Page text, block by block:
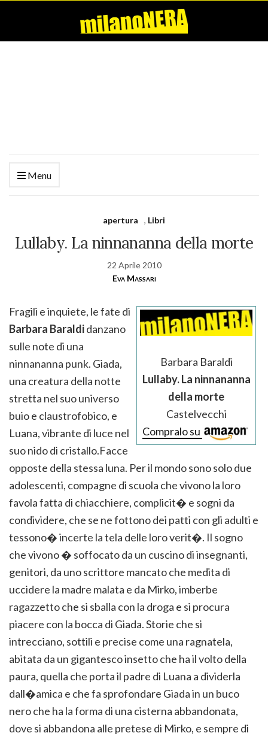
Menu
apertura , Libri
Lullaby. La ninnananna della morte
22 Aprile 2010
Eva Massari
Barbara Baraldi
Lullaby. La ninnananna
della morte
Castelvecchi
Compralo su
Fragili e inquiete, le fate di
Barbara Baraldidanzano
sulle note di una
ninnananna punk. Giada,
una creatura della notte
stretta nel suo universo
buio e claustrofobico, e
Luana, vibrante di luce nel
suo nido di cristallo.Facce
opposte della stessa luna. Per il mondo sono solo due
adolescenti, compagne di scuola che vivono la loro
favola fatta di chiacchiere, complicit� e sogni da
condividere, che se ne fottono dei patti con gli adulti e
tessono� incerte la tela delle loro verit�. Il sogno
che vivono � soffocato da un cuscino di insegnanti,
genitori, da uno scrittore mancato che medita di
uccidere la madre malata e da Mirko, imberbe
ragazzetto che si sballa con la droga e si procura
piacere con la bocca di Giada. Storie che si
intrecciano, sottili e precise come una ragnatela,
abitata da un gigantesco insetto che ha il volto della
paura, quella che porta il padre di Luana a dividerla
dall�amica e che fa sprofondare Giada in un buco
nero che ha la forma di una cisterna abbandonata,
dove si abbandona alle pretese di Mirko, e sempre di